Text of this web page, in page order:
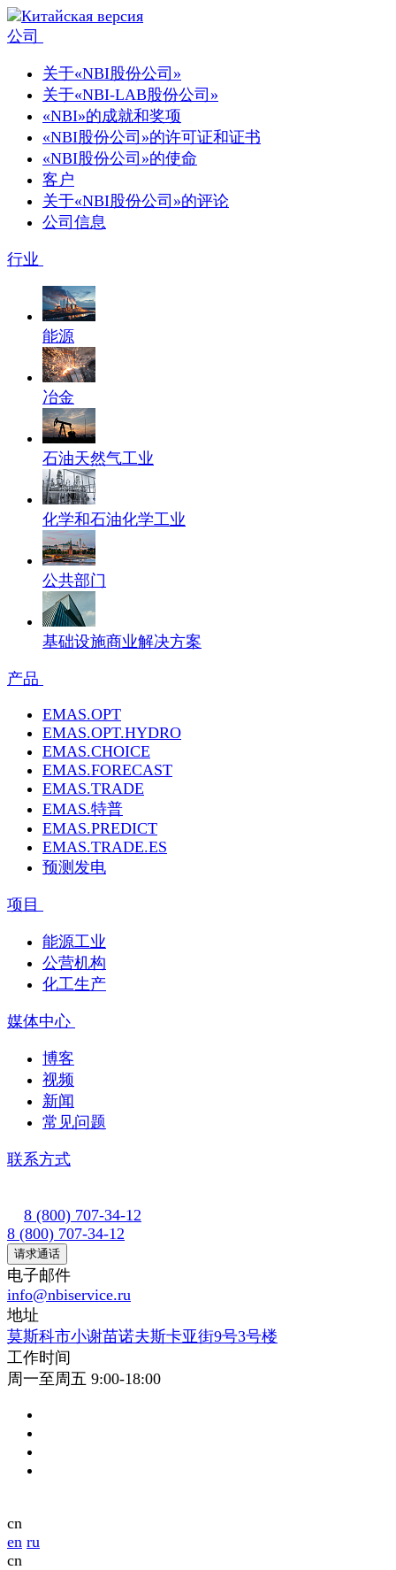
公司
关于«NBI股份公司»
关于«NBI-LAB股份公司»
«NBI»的成就和奖项
«NBI股份公司»的许可证和证书
«NBI股份公司»的使命
客户
关于«NBI股份公司»的评论
公司信息
行业
能源
冶金
石油天然气工业
化学和石油化学工业
公共部门
基础设施商业解决方案
产品
EMAS.OPT
EMAS.OPT.HYDRO
EMAS.CHOICE
EMAS.FORECAST
EMAS.TRADE
EMAS.特普
EMAS.PREDICT
EMAS.TRADE.ES
预测发电
项目
能源工业
公营机构
化工生产
媒体中心
博客
视频
新闻
常见问题
联系方式
8 (800) 707-34-12
8 (800) 707-34-12
请求通话
电子邮件
info@nbiservice.ru
地址
莫斯科市小谢苗诺夫斯卡亚街9号3号楼
工作时间
周一至周五 9:00-18:00
cn
en ru
cn